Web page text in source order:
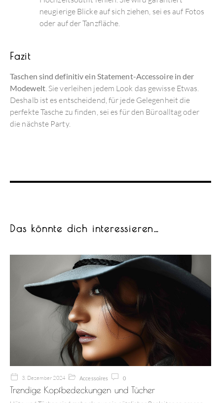
neugierige Blicke auf sich ziehen, sei es auf Fotos
oder auf der Tanzfläche.
Fazit
Taschen sind definitiv ein Statement-Accessoire in der
Modewelt. Sie verleihen jedem Look das gewisse Etwas.
Deshalb ist es entscheidend, für jede Gelegenheit die
perfekte Tasche zu finden, sei es für den Büroalltag oder
die nächste Party.
Das könnte dich interessieren…
3. Dezember 2024 Accessoires 0
Trendige Kopfbedeckungen und Tücher